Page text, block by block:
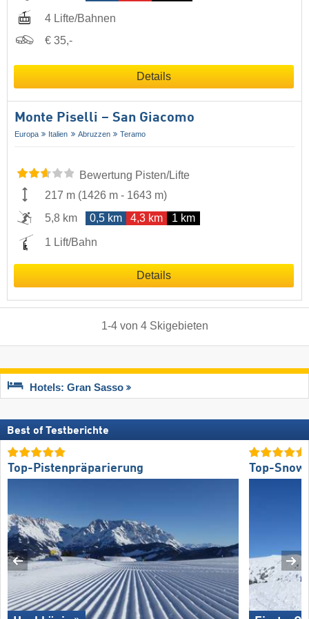
4 Lifte/Bahnen
€ 35,-
Details
Monte Piselli – San Giacomo
Europa Italien Abruzzen Teramo
Bewertung Pisten/Lifte
217 m (1426 m - 1643 m)
5,8 km
0,5 km 4,3 km 1 km
1 Lift/Bahn
Details
1-4von 4 Skigebieten
Hotels: Gran Sasso
Best of Testberichte
Top-Pistenpräparierung Top-